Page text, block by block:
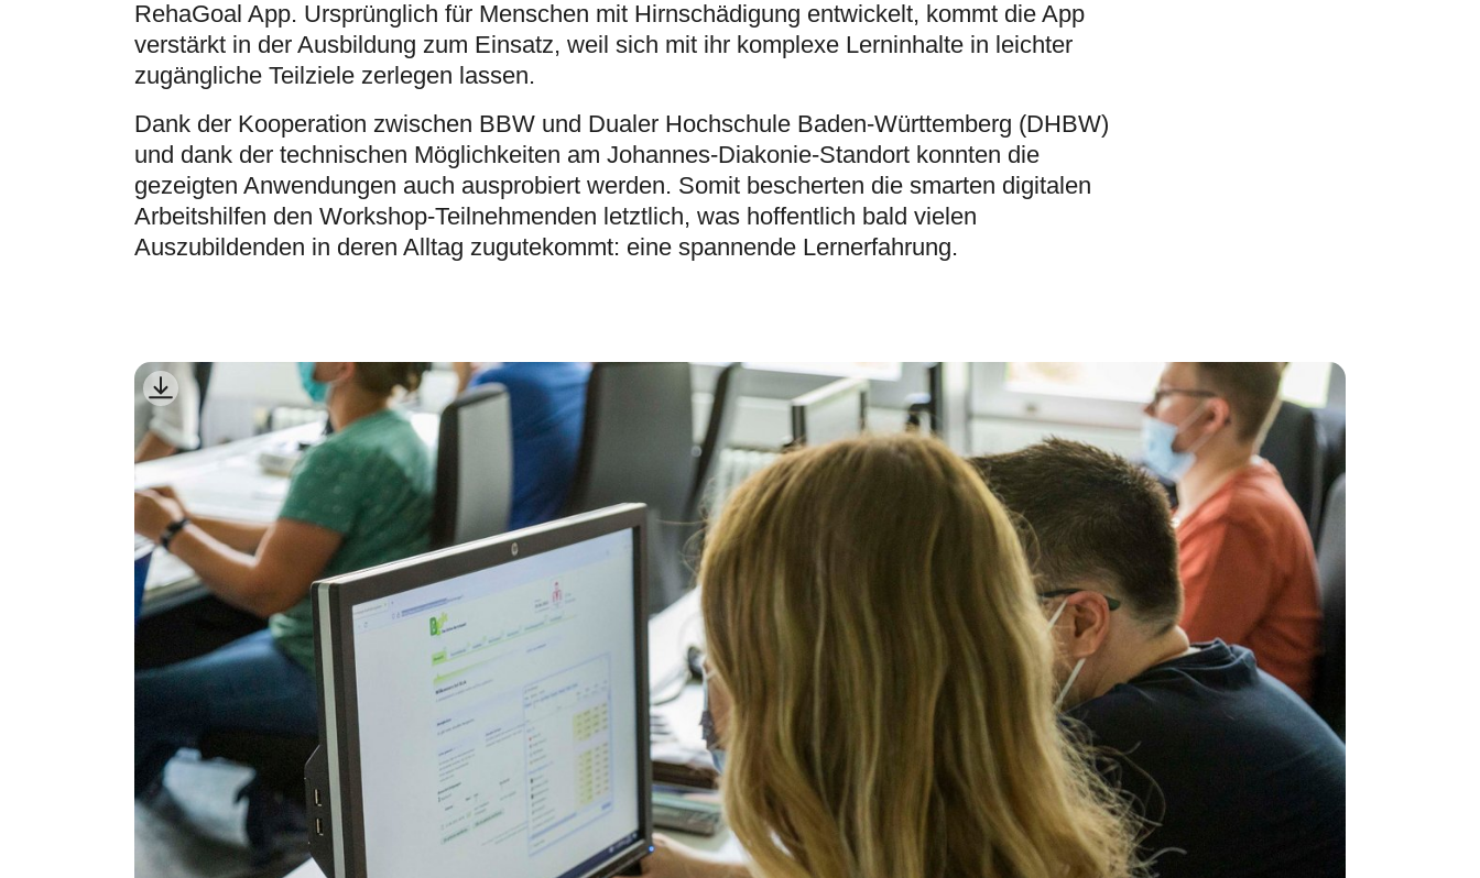
RehaGoal App. Ursprünglich für Menschen mit Hirnschädigung entwickelt, kommt die App
verstärkt in der Ausbildung zum Einsatz, weil sich mit ihr komplexe Lerninhalte in leichter
zugängliche Teilziele zerlegen lassen.
Dank der Kooperation zwischen BBW und Dualer Hochschule Baden-Württemberg (DHBW)
und dank der technischen Möglichkeiten am Johannes-Diakonie-Standort konnten die
gezeigten Anwendungen auch ausprobiert werden. Somit bescherten die smarten digitalen
Arbeitshilfen den Workshop-Teilnehmenden letztlich, was hoffentlich bald vielen
Auszubildenden in deren Alltag zugutekommt: eine spannende Lernerfahrung.